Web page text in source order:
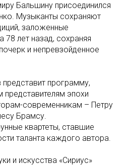
Бальшину присоединился
Музыканты сохраняют
заложенные
78 лет назад, сохраняя
и непревзойденное
представит программу,
эпохи
современникам – Петру
Брамсу.
квартеты, ставшие
таланта каждого автора.
и искусства «Сириус»